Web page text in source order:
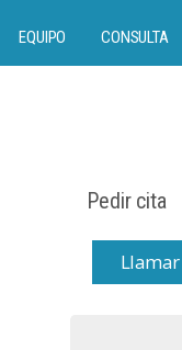
EQUIPO CONSULTA
Pedir cita
Llamar